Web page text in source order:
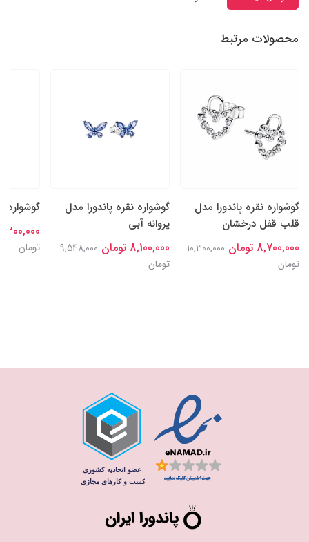
محصولات مرتبط
گوشواره نقره پاندورا مدل
قلب قفل درخشان
8,700,000 تومان
10,300,000
تومان
گوشواره نقره پاندورا مدل
پروانه آبی
8,100,000 تومان
9,548,000
تومان
گوشواره
8,300,000
تومان